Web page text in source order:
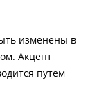
изменены в
Акцепт
путем